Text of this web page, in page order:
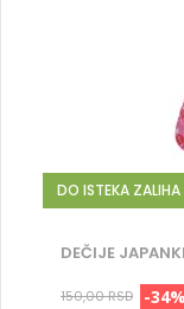
DO ISTEKA ZALIHA
DEČIJE
150,00 RSD -34%